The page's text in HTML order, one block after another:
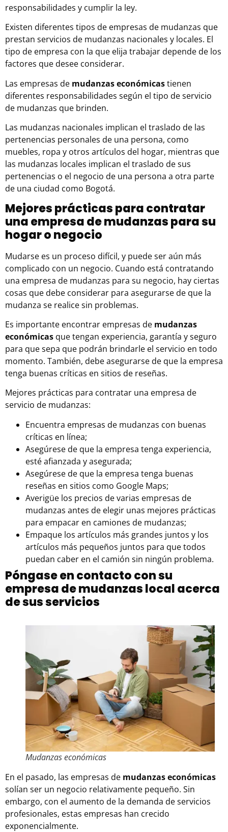
responsabilidades y cumplir la ley.
Existen diferentes tipos de empresas de mudanzas que
prestan servicios de mudanzas nacionales y locales. El
tipo de empresa con la que elija trabajar depende de los
factores que desee considerar.
Las empresas de mudanzas económicastienen
diferentes responsabilidades según el tipo de servicio
de mudanzas que brinden.
Las mudanzas nacionales implican el traslado de las
pertenencias personales de una persona, como
muebles, ropa y otros artículos del hogar, mientras que
las mudanzas locales implican el traslado de sus
pertenencias o el negocio de una persona a otra parte
de una ciudad como Bogotá.
Mejores prácticas para contratar
una empresa de mudanzas para su
hogar o negocio
Mudarse es un proceso difícil, y puede ser aún más
complicado con un negocio. Cuando está contratando
una empresa de mudanzas para su negocio, hay ciertas
cosas que debe considerar para asegurarse de que la
mudanza se realice sin problemas.
Es importante encontrar empresas de mudanzas
económicas que tengan experiencia, garantía y seguro
para que sepa que podrán brindarle el servicio en todo
momento. También, debe asegurarse de que la empresa
tenga buenas críticas en sitios de reseñas.
Mejores prácticas para contratar una empresa de
servicio de mudanzas:
Encuentra empresas de mudanzas con buenas
críticas en línea;
Asegúrese de que la empresa tenga experiencia,
esté afianzada y asegurada;
Asegúrese de que la empresa tenga buenas
reseñas en sitios como Google Maps;
Averigüe los precios de varias empresas de
mudanzas antes de elegir unas mejores prácticas
para empacar en camiones de mudanzas;
Empaque los artículos más grandes juntos y los
artículos más pequeños juntos para que todos
puedan caber en el camión sin ningún problema.
Póngase en contacto con su
empresa de mudanzas local acerca
de sus servicios
Mudanzas económicas
En el pasado, las empresas de mudanzas económicas
solían ser un negocio relativamente pequeño. Sin
embargo, con el aumento de la demanda de servicios
profesionales, estas empresas han crecido
exponencialmente.